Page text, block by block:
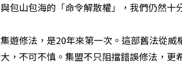
與包山包海的「命令解散權」，我們仍然十
集遊修法，是20年來第一次。這部舊法從
大，不可不慎。集盟不只阻擋錯誤修法，更